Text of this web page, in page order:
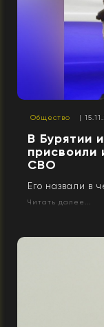
Общество |
В Бурятии
присвоили
СВО
Его назвали в
Читать далее...